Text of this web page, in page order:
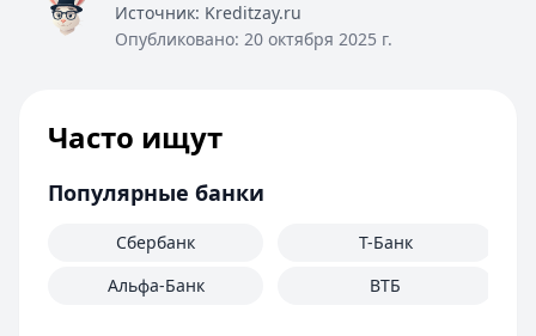
Источник: Kreditzay.ru
Опубликовано: 20 октября 2025 г.
Часто ищут
Популярные банки
Сбербанк
Альфа-Банк
Т-Банк
ВТБ